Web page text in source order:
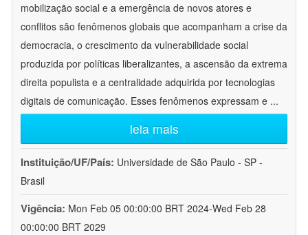
mobilização social e a emergência de novos atores e
conflitos são fenômenos globais que acompanham a crise da
democracia, o crescimento da vulnerabilidade social
produzida por políticas liberalizantes, a ascensão da extrema
direita populista e a centralidade adquirida por tecnologias
digitais de comunicação. Esses fenômenos expressam e ...
leia mais
Instituição/UF/País: Universidade de São Paulo - SP -
Brasil
Vigência: Mon Feb 05 00:00:00 BRT 2024-Wed Feb 28
00:00:00 BRT 2029